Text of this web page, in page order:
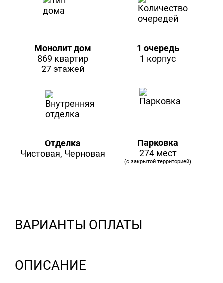
Монолит дом
869 квартир
27 этажей
1 очередь
1 корпус
Отделка
Чистовая, Черновая
Парковка
274 мест
(с закрытой территорией)
ВАРИАНТЫ ОПЛАТЫ
ОПИСАНИЕ